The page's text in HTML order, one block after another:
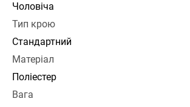
Чоловіча
Тип крою
Стандартний
Матеріал
Поліестер
Вага